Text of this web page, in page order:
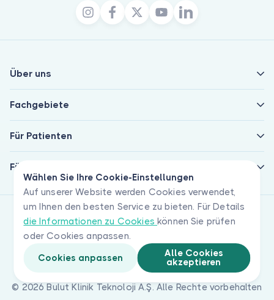
Wählen Sie Ihre Cookie-Einstellungen
Auf unserer Website werden Cookies verwendet,
um Ihnen den besten Service zu bieten. Für Details
die Informationen zu Cookieskönnen Sie prüfen
oder Cookies anpassen.
Cookies anpassen
Alle Cookies
akzeptieren
Über uns
Fachgebiete
Für Patienten
Für Ärzte
© 2026 Bulut Klinik Teknoloji A.Ş. Alle Rechte vorbehalten